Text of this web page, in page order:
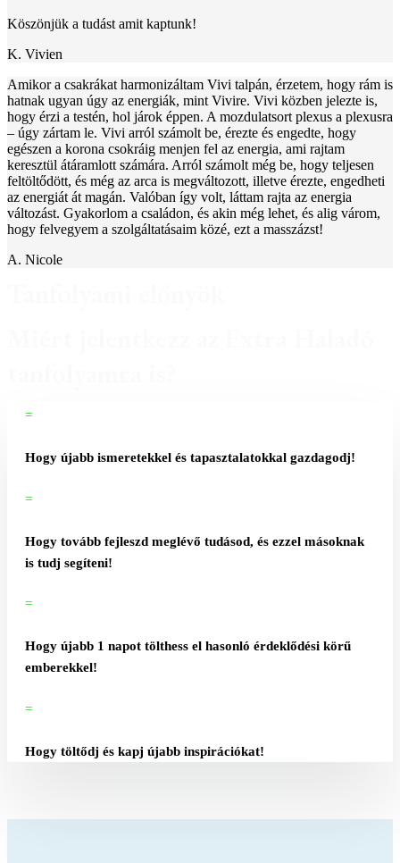
Köszönjük a tudást amit kaptunk!
K. Vivien
Amikor a csakrákat harmonizáltam Vivi talpán, érzetem, hogy rám is
hatnak ugyan úgy az energiák, mint Vivire. Vivi közben jelezte is,
hogy érzi a testén, hol járok éppen. A mozdulatsort plexus a plexusra
– úgy zártam le. Vivi arról számolt be, érezte és engedte, hogy
egészen a korona csokráig menjen fel az energia, ami rajtam
keresztül átáramlott számára. Arról számolt még be, hogy teljesen
feltöltődött, és még az arca is megváltozott, illetve érezte, engedheti
az energiát át magán. Valóban így volt, láttam rajta az energia
változást. Gyakorlom a családon, és akin még lehet, és alig várom,
hogy felvegyem a szolgáltatásaim közé, ezt a masszázst!
A. Nicole
=
Hogy újabb ismeretekkel és tapasztalatokkal gazdagodj!
=
Hogy tovább fejleszd meglévő tudásod, és ezzel másoknak
is tudj segíteni!
=
Hogy újabb 1 napot tölthess el hasonló érdeklődési körű
emberekkel!
=
Hogy töltődj és kapj újabb inspirációkat!